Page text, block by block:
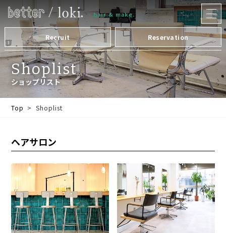
- hair & make.
Recruit Reservation
メ
ニュー
を
開
く
Shoplist
ショップリスト
Top Shoplist
ヘアサロン